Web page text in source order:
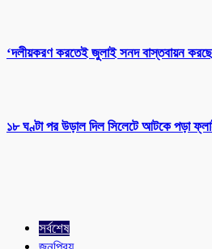
‘দলীয়করণ করতেই জুলাই সনদ বাস্তবায়ন
১৮ ঘণ্টা পর উড়াল দিল সিলেটে আটকে পড়া
সর্বশেষ